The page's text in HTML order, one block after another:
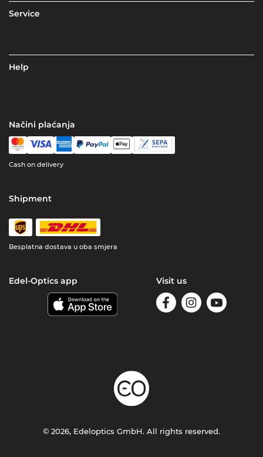
Service
Help
Načini plaćanja
Cash on delivery
Shipment
Besplatna dostava u oba smjera
Edel-Optics app Visit us
© 2026, Edeloptics GmbH. All rights reserved.